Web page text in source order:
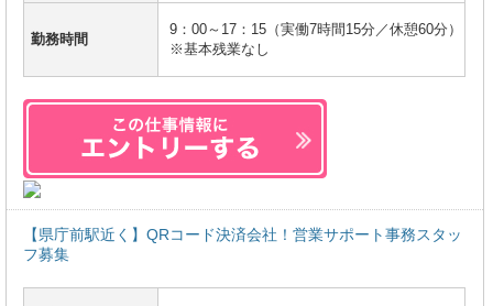
勤務時間
9：00～17：15（実働7時間15分／休憩60分）
※基本残業なし
【県庁前駅近く】QRコード決済会社！営業サポート事務スタッ
フ募集